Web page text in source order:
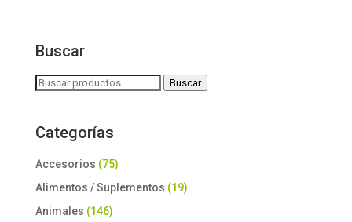
Buscar
Buscar
Buscar
Categorías
Accesorios (75)
Alimentos / Suplementos (19)
Animales (146)